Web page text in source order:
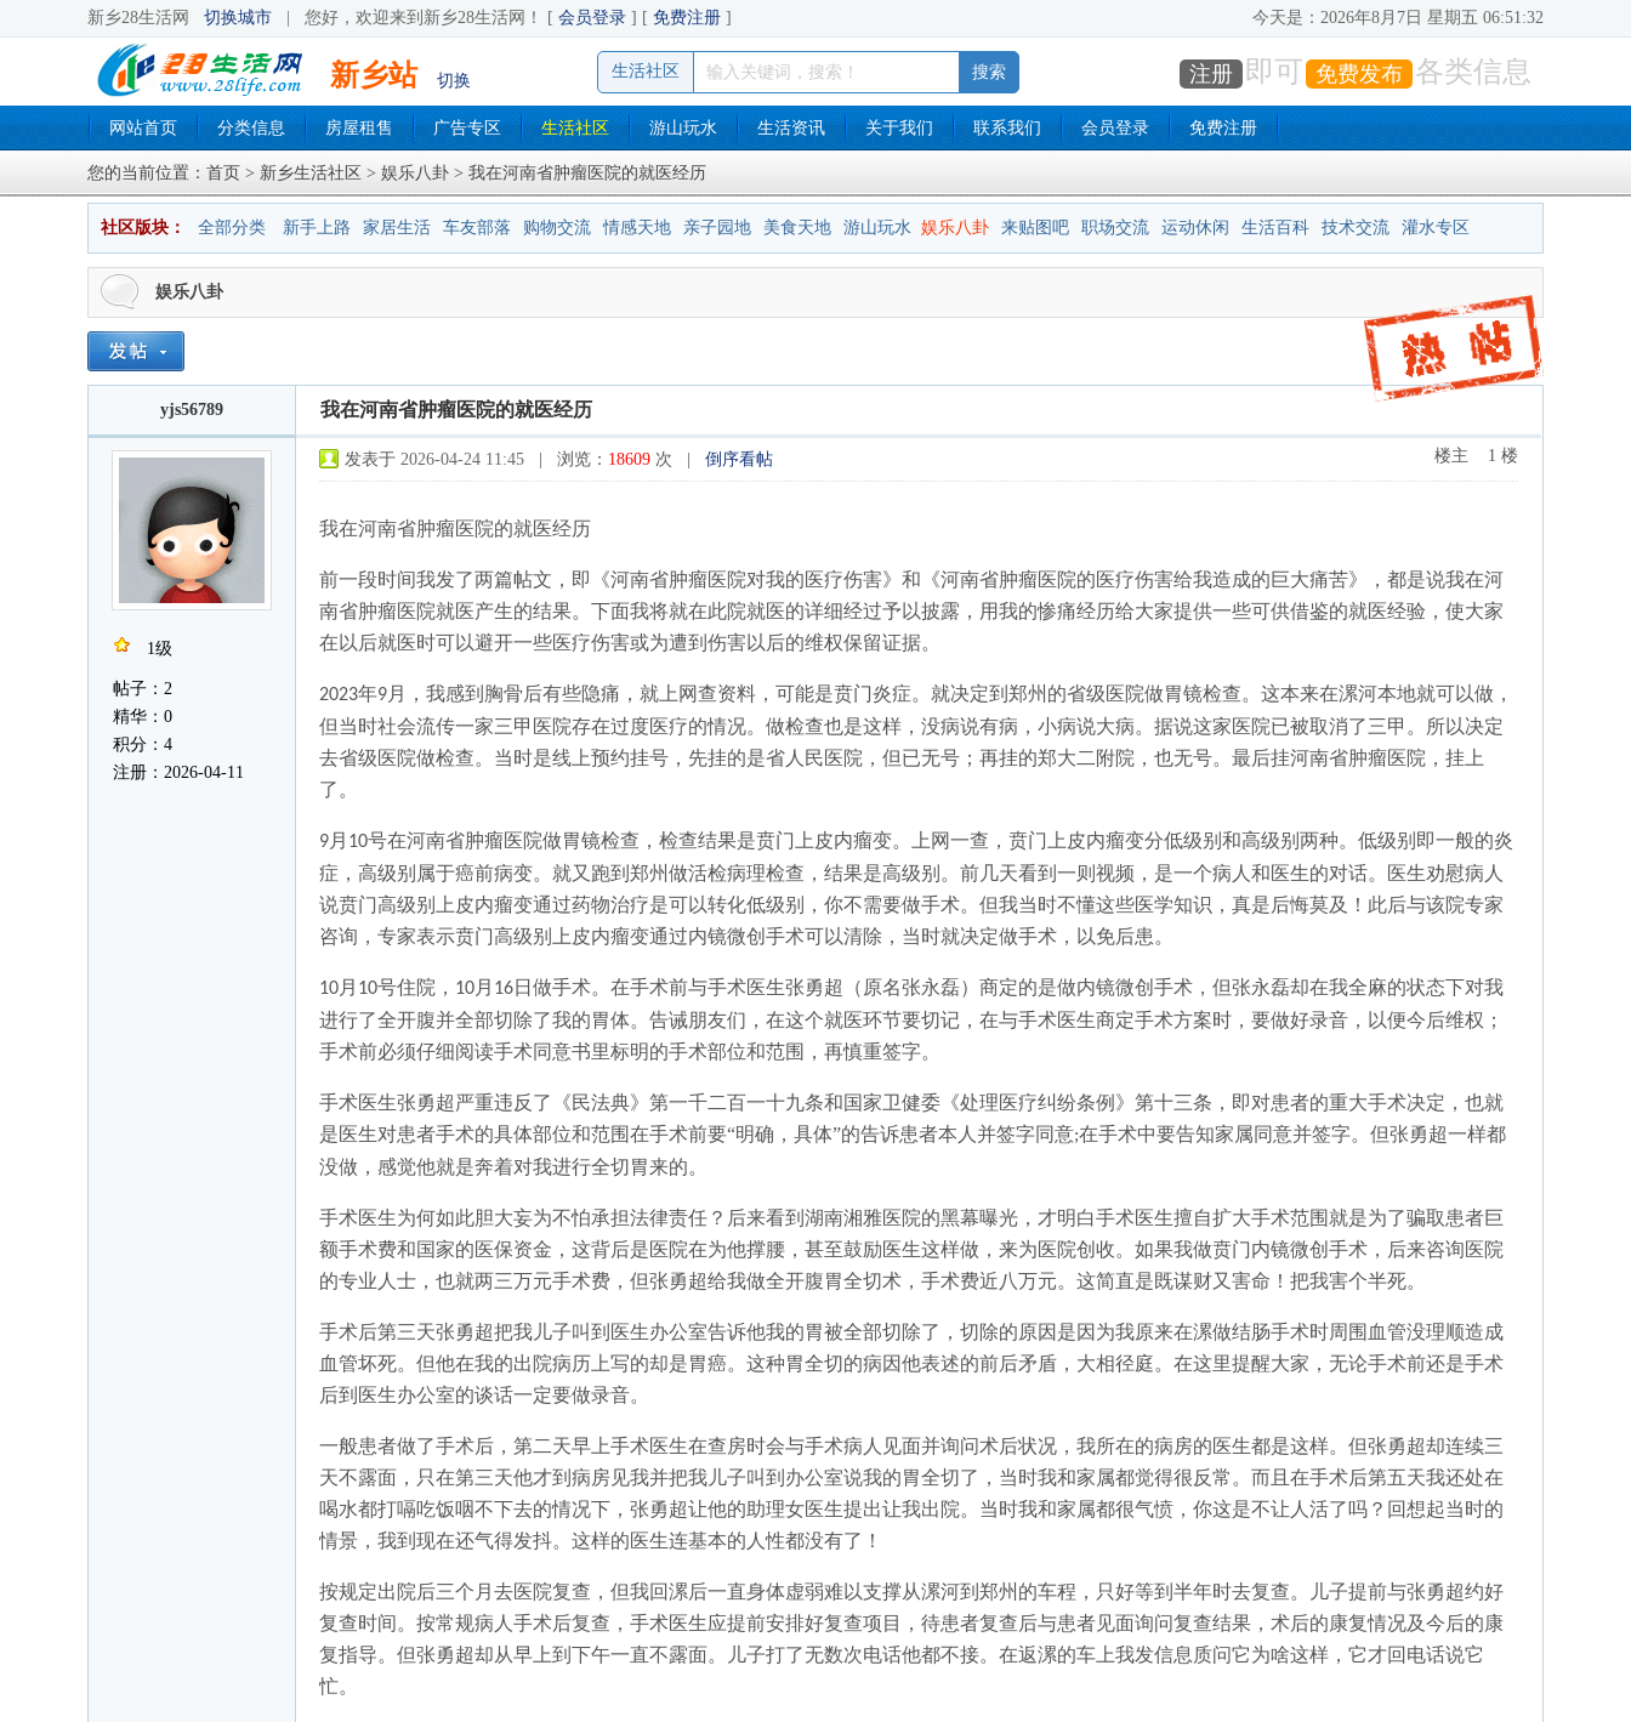
新乡28生活网 切换城市 您好，欢迎来到新乡28生活网！ [ 会员登录 ] [ 免费注册 ] 今天是： 2026年8月7日 星期五 06:51:33
新乡站 切换
生活社区 注册 即可 免费发布 各类信息
网站首页 分类信息 房屋租售 广告专区 生活社区 游山玩水 生活资讯 关于我们 联系我们 会员登录 免费注册
您的当前位置： 首页 > 新乡生活社区 > 娱乐八卦 > 我在河南省肿瘤医院的就医经历
社区版块： 全部分类 新手上路 家居生活 车友部落 购物交流 情感天地 亲子园地 美食天地 游山玩水 娱乐八卦 来贴图吧 职场交流 运动休闲 生活百科 技术交流 灌水专区
娱乐八卦
yjs56789
1级
帖子：2
精华：0
积分：4
注册：2026-04-11
我在河南省肿瘤医院的就医经历
发表于 2026-04-24 11:45 | 浏览： 18609 次 | 倒序看帖 楼主 1 楼
我在河南省肿瘤医院的就医经历
前一段时间我发了两篇帖文，即《河南省肿瘤医院对我的医疗伤害》和《河南省肿瘤医院的医疗伤害给我造成的巨大痛苦》，都是说我在河
南省肿瘤医院就医产生的结果。下面我将就在此院就医的详细经过予以披露，用我的惨痛经历给大家提供一些可供借鉴的就医经验，使大家
在以后就医时可以避开一些医疗伤害或为遭到伤害以后的维权保留证据。
2023年9月，我感到胸骨后有些隐痛，就上网查资料，可能是贲门炎症。就决定到郑州的省级医院做胃镜检查。这本来在漯河本地就可以做，
但当时社会流传一家三甲医院存在过度医疗的情况。做检查也是这样，没病说有病，小病说大病。据说这家医院已被取消了三甲。所以决定
去省级医院做检查。当时是线上预约挂号，先挂的是省人民医院，但已无号；再挂的郑大二附院，也无号。最后挂河南省肿瘤医院，挂上
了。
9月 10号在河南省肿瘤医院做胃镜检查，检查结果是贲门上皮内瘤变。上网一查，贲门上皮内瘤变分低级别和高级别两种。低级别即一般的炎
症，高级别属于癌前病变。就又跑到郑州做活检病理检查，结果是高级别。前几天看到一则视频，是一个病人和医生的对话。医生劝慰病人
说贲门高级别上皮内瘤变通过药物治疗是可以转化低级别，你不需要做手术。但我当时不懂这些医学知识，真是后悔莫及！此后与该院专家
咨询，专家表示贲门高级别上皮内瘤变通过内镜微创手术可以清除，当时就决定做手术，以免后患。
10月 10号住院， 10月 16日做手术。在手术前与手术医生张勇超（原名张永磊）商定的是做内镜微创手术，但张永磊却在我全麻的状态下对我
进行了全开腹并全部切除了我的胃体。告诫朋友们，在这个就医环节要切记，在与手术医生商定手术方案时，要做好录音，以便今后维权；
手术前必须仔细阅读手术同意书里标明的手术部位和范围，再慎重签字。
手术医生张勇超严重违反了《民法典》第一千二百一十九条和国家卫健委《处理医疗纠纷条例》第十三条，即对患者的重大手术决定，也就
是医生对患者手术的具体部位和范围在手术前要“明确，具体”的告诉患者本人并签字同意;在手术中要告知家属同意并签字。但张勇超一样都
没做，感觉他就是奔着对我进行全切胃来的。
手术医生为何如此胆大妄为不怕承担法律责任？后来看到湖南湘雅医院的黑幕曝光，才明白手术医生擅自扩大手术范围就是为了骗取患者巨
额手术费和国家的医保资金，这背后是医院在为他撑腰，甚至鼓励医生这样做，来为医院创收。如果我做贲门内镜微创手术，后来咨询医院
的专业人士，也就两三万元手术费，但张勇超给我做全开腹胃全切术，手术费近八万元。这简直是既谋财又害命！把我害个半死。
手术后第三天张勇超把我儿子叫到医生办公室告诉他我的胃被全部切除了，切除的原因是因为我原来在漯做结肠手术时周围血管没理顺造成
血管坏死。但他在我的出院病历上写的却是胃癌。这种胃全切的病因他表述的前后矛盾，大相径庭。在这里提醒大家，无论手术前还是手术
后到医生办公室的谈话一定要做录音。
一般患者做了手术后，第二天早上手术医生在查房时会与手术病人见面并询问术后状况，我所在的病房的医生都是这样。但张勇超却连续三
天不露面，只在第三天他才到病房见我并把我儿子叫到办公室说我的胃全切了，当时我和家属都觉得很反常。而且在手术后第五天我还处在
喝水都打嗝吃饭咽不下去的情况下，张勇超让他的助理女医生提出让我出院。当时我和家属都很气愤，你这是不让人活了吗？回想起当时的
情景，我到现在还气得发抖。这样的医生连基本的人性都没有了！
按规定出院后三个月去医院复查，但我回漯后一直身体虚弱难以支撑从漯河到郑州的车程，只好等到半年时去复查。儿子提前与张勇超约好
复查时间。按常规病人手术后复查，手术医生应提前安排好复查项目，待患者复查后与患者见面询问复查结果，术后的康复情况及今后的康
复指导。但张勇超却从早上到下午一直不露面。儿子打了无数次电话他都不接。在返漯的车上我发信息质问它为啥这样，它才回电话说它
忙。